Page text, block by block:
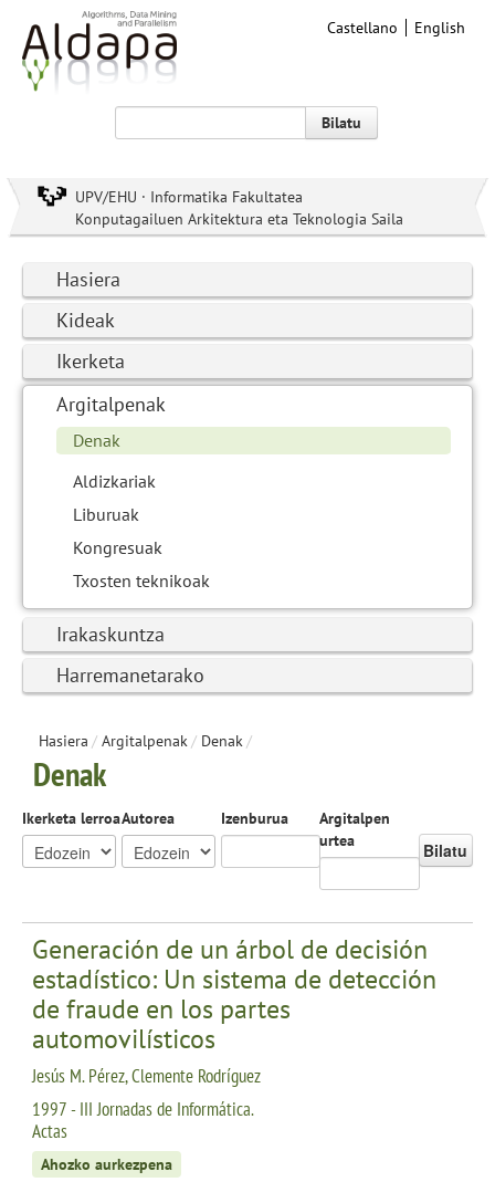
Castellano English
Bilatu
UPV/EHU · Informatika Fakultatea
Konputagailuen Arkitektura eta Teknologia Saila
Hasiera
Kideak
Ikerketa
Argitalpenak
Denak
Aldizkariak
Liburuak
Kongresuak
Txosten teknikoak
Irakaskuntza
Harremanetarako
Hasiera / Argitalpenak/ Denak/
Denak
Ikerketa lerroaAutorea Izenburua
Argitalpen
urtea
Bilatu
Generación de un árbol de decisión
estadístico: Un sistema de detección
de fraude en los partes
automovilísticos
Jesús M. Pérez, Clemente Rodríguez
1997 - III Jornadas de Informática.
Actas
Ahozko aurkezpena